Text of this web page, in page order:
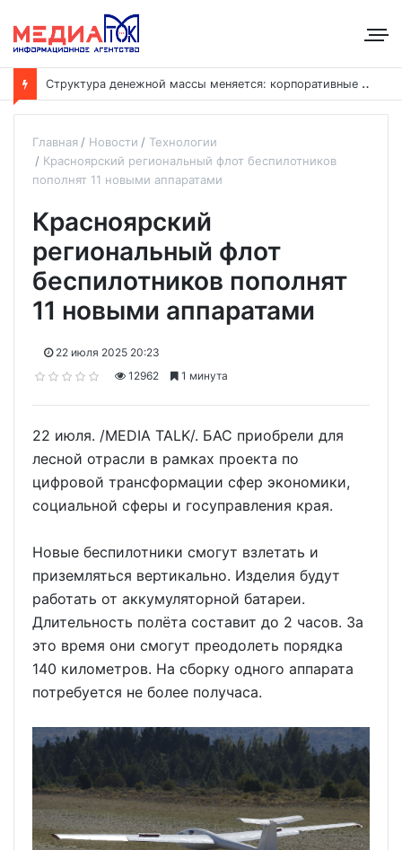
С
труктура денежной массы меняется: корпоративные депозиты обогнали вклады населения
Главная Новости
Технологии
Красноярский региональный флот беспилотников
пополнят 11 новыми аппаратами
Красноярский
региональный флот
беспилотников пополнят
11 новыми аппаратами
22 июля 2025 20:23
12962
1 минута
22 июля. /MEDIA TALK/. БАС приобрели для
лесной отрасли в рамках проекта по
цифровой трансформации сфер экономики,
социальной сферы и госуправления края.
Новые беспилотники смогут взлетать и
приземляться вертикально. Изделия будут
работать от аккумуляторной батареи.
Длительность полёта составит до 2 часов. За
это время они смогут преодолеть порядка
140 километров. На сборку одного аппарата
потребуется не более получаса.